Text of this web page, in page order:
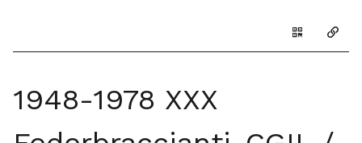
Genera il
1948-1978 XXX